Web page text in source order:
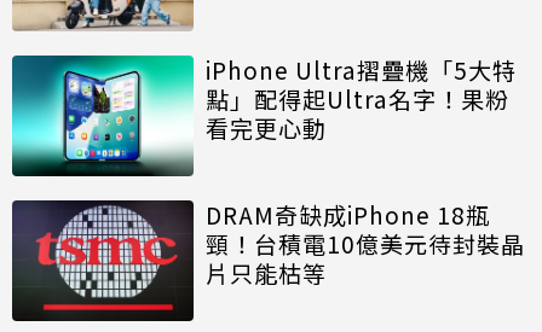
iPhone Ultra摺疊機「5大特
點」配得起Ultra名字！果粉
看完更心動
DRAM奇缺成iPhone 18瓶
頸！台積電10億美元待封裝晶
片只能枯等